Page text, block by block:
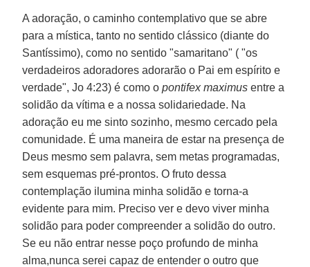
A adoração, o caminho contemplativo que se abre
para a mística, tanto no sentido clássico (diante do
Santíssimo), como no sentido "samaritano" ( "os
verdadeiros adoradores adorarão o Pai em espírito e
verdade", Jo 4:23) é como opontifex maximus entre a
solidão da vítima e a nossa solidariedade. Na
adoração eu me sinto sozinho, mesmo cercado pela
comunidade. É uma maneira de estar na presença de
Deus mesmo sem palavra, sem metas programadas,
sem esquemas pré-prontos. O fruto dessa
contemplação ilumina minha solidão e torna-a
evidente para mim. Preciso ver e devo viver minha
solidão para poder compreender a solidão do outro.
Se eu não entrar nesse poço profundo de minha
alma,nunca serei capaz de entender o outro que